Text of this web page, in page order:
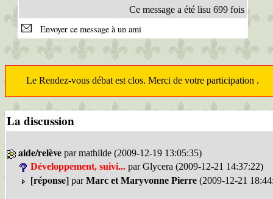
Ce message a été lisu 699 fois
Envoyer ce message à un ami
Le Rendez-vous débat est clos. Merci de votre participation .
La discussion
aide/relève par mathilde (2009-12-19 13:05:35)
Développement, suivi... par Glycera (2009-12-21 14:37:22)
[réponse] parMarc et Maryvonne Pierre (2009-12-21